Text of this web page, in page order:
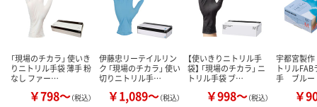
「現場のチカラ」 使いき
りニトリル手袋 薄手 粉
なし ファー…
￥798～（税込）
伊藤忠リーテイルリン
ク 「現場のチカラ」 使い
切りニトリル手…
￥1,089～（税込）
【使いきりニトリル手
袋】 「現場のチカラ」 ニ
トリル手袋 ブ…
￥998～（税込）
宇都宮製
トリル
手 ブルー
￥